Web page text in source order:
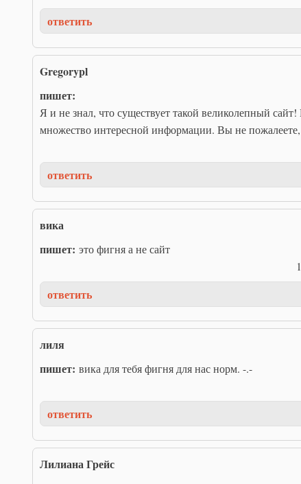
ответить
Gregorypl
пишет:
Я и не знал, что существует такой великолепный сайт!
множество интересной информации. Вы не
ответить
вика
пишет: это фигня а не сайт
ответить
лиля
пишет: вика для тебя фигня для нас норм. -.-
ответить
Лилиана Грейс